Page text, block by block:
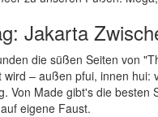
Jakarta
die süßen Seiten von
wird – außen pfui, innen hui:
Von Made gibt's die
eigene Faust.